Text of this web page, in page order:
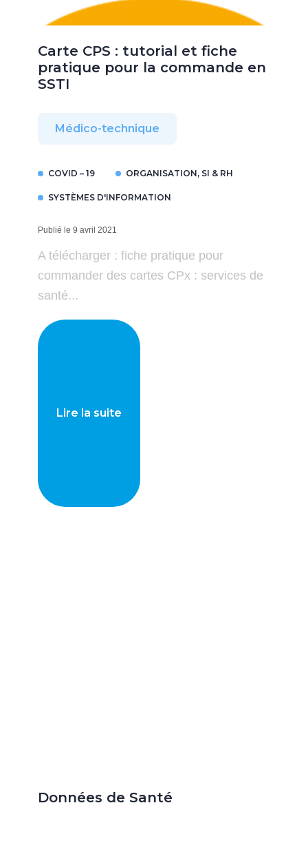
Carte CPS : tutorial et fiche
pratique pour la commande en
SSTI
Médico-technique
COVID – 19 ORGANISATION, SI & RH
SYSTÈMES D'INFORMATION
Publié le 9 avril 2021
A télécharger : fiche pratique pour
commander des cartes CPx : services de
santé...
Lire la suite
Données de Santé